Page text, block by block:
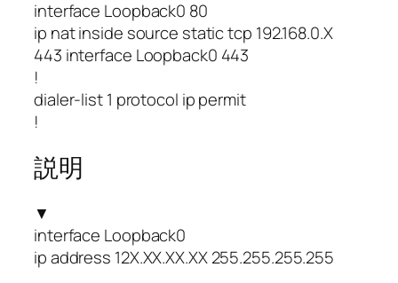
interface Loopback0 80
ip nat inside source static tcp 192.168.0.X
443 interface Loopback0 443
!
dialer-list 1 protocol ip permit
!
説明
▼
interface Loopback0
ip address 12X.XX.XX.XX 255.255.255.255